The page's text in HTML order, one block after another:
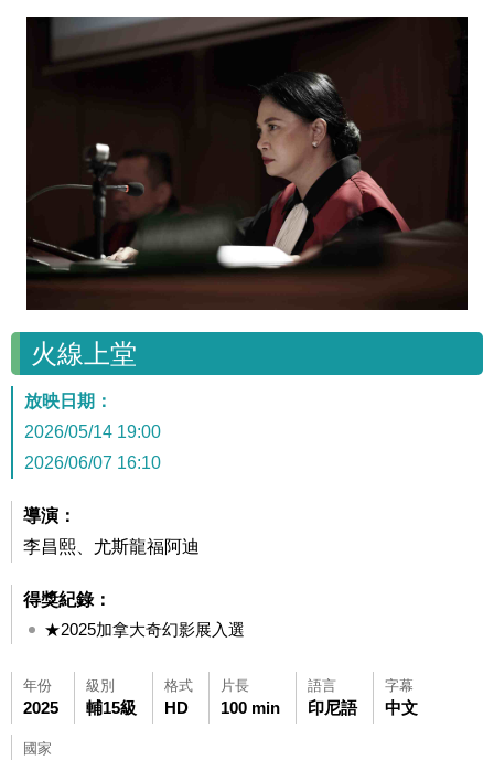
火線上堂
放映日期：
2026/05/14 19:00
2026/06/07 16:10
導演：
李昌熙、尤斯龍福阿迪
得獎紀錄：
★2025加拿大奇幻影展入選
年份
2025
級別
輔15級
格式
HD
片長
100 min
語言
印尼語
字幕
中文
國家